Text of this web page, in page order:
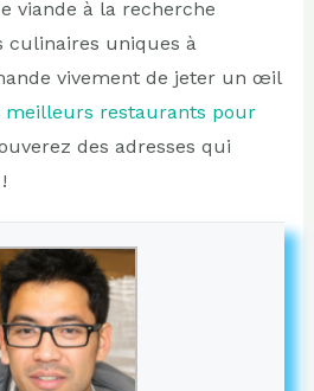
viande à la recherche
culinaires uniques à
vivement de jeter un œil
meilleurs restaurants pour
des adresses qui